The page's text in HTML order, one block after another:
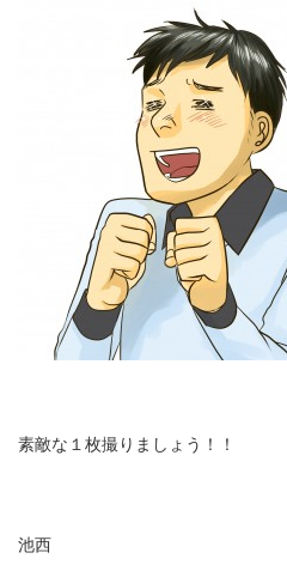
素敵な１枚撮りましょう！！
池西